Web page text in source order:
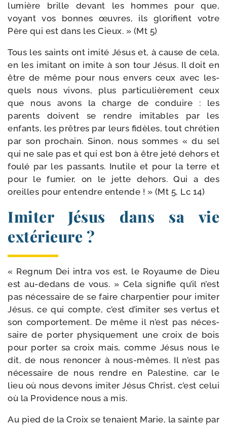
lumière brille devant les hommes pour que,
voyant vos bonnes œuvres, ils glo­ri­fient votre
Père qui est dans les Cieux. » (Mt 5)
Tous les saints ont imi­té Jésus et, à cause de cela,
en les imi­tant on imite à son tour Jésus. Il doit en
être de même pour nous envers ceux avec les­
quels nous vivons, plus par­ti­cu­liè­re­ment ceux
que nous avons la charge de conduire : les
parents doivent se rendre imi­tables par les
enfants, les prêtres par leurs fidèles, tout chré­tien
par son pro­chain. Sinon, nous sommes « du sel
qui ne sale pas et qui est bon à être jeté dehors et
fou­lé par les pas­sants. Inutile et pour la terre et
pour le fumier, on le jette dehors. Qui a des
oreilles pour entendre entende ! » (Mt 5, Lc 14)
Imiter Jésus dans sa vie
extérieure ?
« Regnum Dei intra vos est, le Royaume de Dieu
est au-​dedans de vous. » Cela signi­fie qu’il n’est
pas néces­saire de se faire char­pen­tier pour imi­ter
Jésus, ce qui compte, c’est d’imiter ses ver­tus et
son com­por­te­ment. De même il n’est pas néces­
saire de por­ter phy­si­que­ment une croix de bois
pour por­ter sa croix mais, comme Jésus nous le
dit, de nous renon­cer à nous-​mêmes. Il n’est pas
néces­saire de nous rendre en Palestine, car le
lieu où nous devons imi­ter Jésus Christ, c’est celui
où la Providence nous a mis.
Au pied de la Croix se tenaient Marie, la sainte par